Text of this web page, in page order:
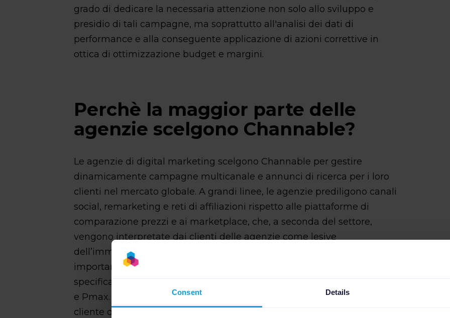
Consent Details
grado di dedicare la necessaria attenzione non solo allo sviluppo e
presidio di tali campagne, ma soprattutto all'analisi dei dati di
performance e alla conseguente applicazione di azioni correttive in
ottica di ottimizzazione budget e margini.
Perchè la maggior parte delle
agenzie scelgono Channable?
Le agenzie di digital marketing scelgono Channable per gestire
dinamicamente campagne multicanale e annunci di ricerca per i loro
clienti nel mercato globale. A grandi linee, le agenzie prediligono canali
social, remarketing e reti di affiliazioni rispetto alle piattaforme di
comparazione prezzi e ai marketplace, che, a seconda del settore,
vengono interpretate dai clienti delle agenzie come lesive
dell’immagine del brand e della marginalità. E naturalmente una fetta
importante è rappresentata dall’ecosistema Google Ads,
specificatamente SEA/PPC (responsive ads, dynamic ads, Shopping ads
e Pmax. Si può quindi delineare un profilo medio di partenza per un
cliente di un’agenzia: presenza in minimo tre mercati europei e con